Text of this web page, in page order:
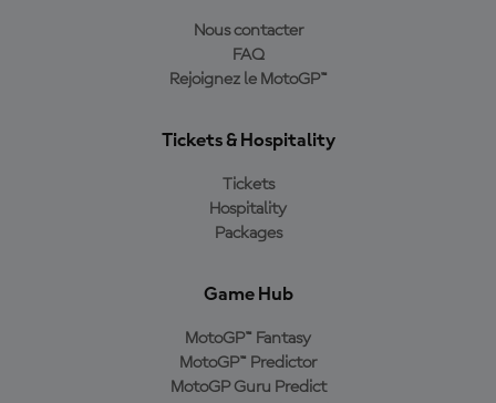
Nous contacter
FAQ
Rejoignez le MotoGP™
Tickets & Hospitality
Tickets
Hospitality
Packages
Game Hub
MotoGP™ Fantasy
MotoGP™ Predictor
MotoGP Guru Predict